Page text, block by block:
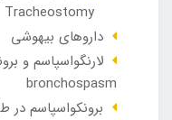
Tracheostomy
داروهای بیهوشی
bronchospasm
برونکواسپاسم